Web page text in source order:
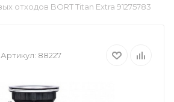
отходов BORT Titan Extra 91275783
Артикул: 88227